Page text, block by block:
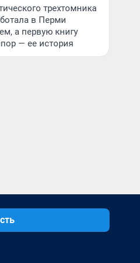
трехтомника
в Перми
а первую книгу
— ее история